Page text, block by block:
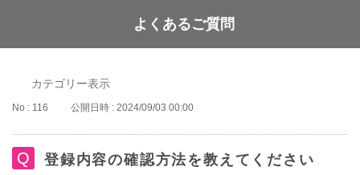
WAON POINT
よくあるご質問
カテゴリー表示
No : 116 公開日時 : 2024/09/03 00:00
登録内容の確認方法を教えてください